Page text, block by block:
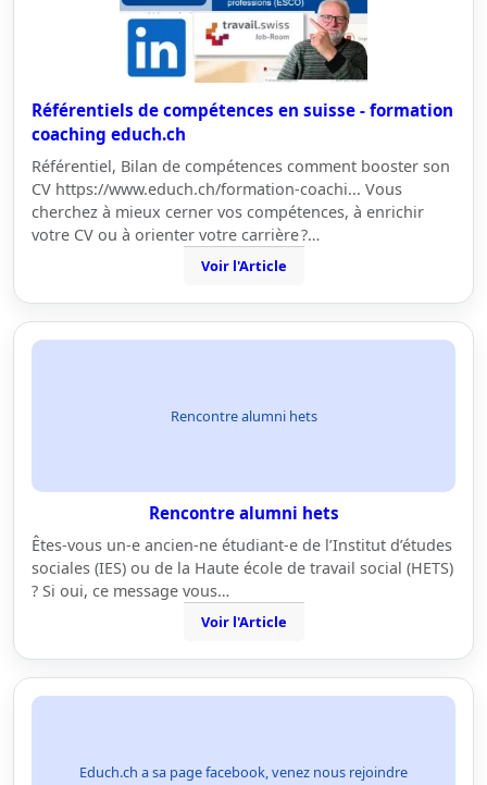
Référentiels de compétences en suisse - formation
coaching educh.ch
Référentiel, Bilan de compétences comment booster son
CV https://www.educh.ch/formation-coachi... Vous
cherchez à mieux cerner vos compétences, à enrichir
votre CV ou à orienter votre carrière ?…
Voir l'Article
Rencontre alumni hets
Rencontre alumni hets
Êtes-vous un-e ancien-ne étudiant-e de l’Institut d’études
sociales (IES) ou de la Haute école de travail social (HETS)
? Si oui, ce message vous…
Voir l'Article
Educh.ch a sa page facebook, venez nous rejoindre